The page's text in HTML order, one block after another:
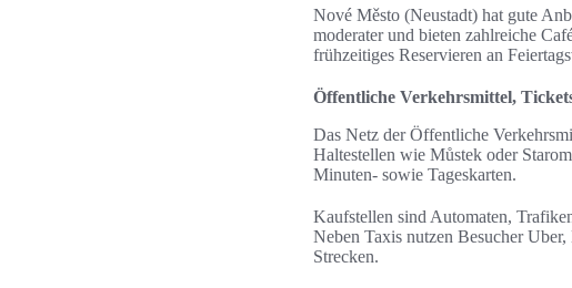
Nové Město (Neustadt) hat gute
moderater und bieten zahlreiche
frühzeitiges Reservieren an
Öffentliche Verkehrsmittel,
Das Netz der Öffentliche
Haltestellen wie Můstek oder
Minuten- sowie Tageskarten.
Kaufstellen sind Automaten,
Neben Taxis nutzen Besucher
Strecken.